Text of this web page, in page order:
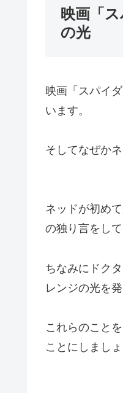
映画「
の光
映画「スパイ
います。
そしてなぜか
ネッドが初め
の独り言をし
ちなみにドク
レンジの光を
これらのこと
ことにしましょ